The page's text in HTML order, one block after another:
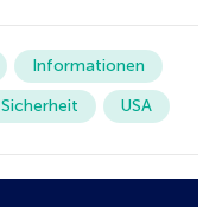
Informationen
Sicherheit USA